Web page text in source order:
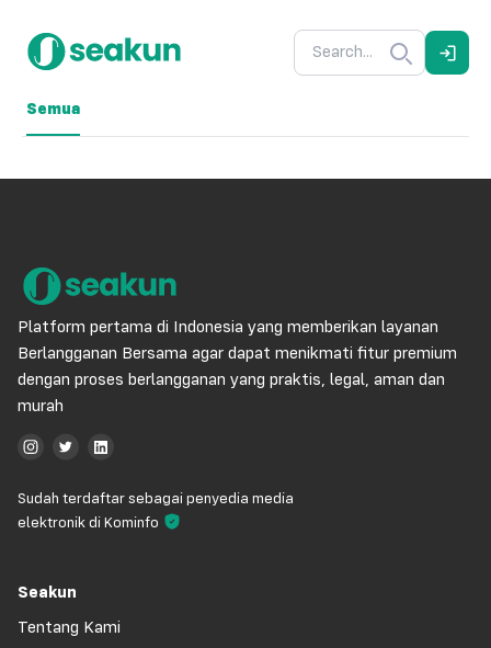
Semua
Platform pertama di Indonesia yang memberikan layanan
Berlangganan Bersama agar dapat menikmati fitur premium
dengan proses berlangganan yang praktis, legal, aman dan
murah
Sudah terdaftar sebagai penyedia media
elektronik di Kominfo
Seakun
Tentang Kami